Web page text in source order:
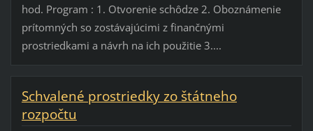
hod. Program : 1. Otvorenie schôdze 2. Oboznámenie
prítomných so zostávajúcimi z finančnými
prostriedkami a návrh na ich použitie 3....
Schvalené prostriedky zo štátneho
rozpočtu